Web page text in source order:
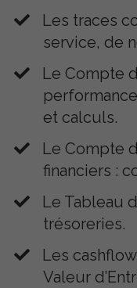
​Les traces
service, de
Le Compte
et calculs.
​Le Compte
financiers :
​Le Tableau
trésoreries.
​Les
Valeur